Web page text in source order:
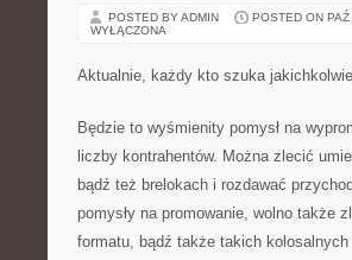
POSTED BY ADMIN POSTED ON
WYŁĄCZONA
Aktualnie, każdy kto szuka
Będzie to wyśmienity pomysł na
liczby kontrahentów. Można zlecić
bądź też brelokach i rozdawać
pomysły na promowanie, wolno także
formatu, bądź także takich